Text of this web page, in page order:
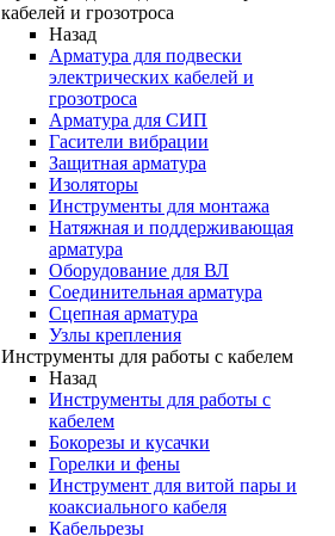
кабелей и грозотроса
Назад
Арматура для подвески
электрических кабелей и
грозотроса
Арматура для СИП
Гасители вибрации
Защитная арматура
Изоляторы
Инструменты для монтажа
Натяжная и поддерживающая
арматура
Оборудование для ВЛ
Соединительная арматура
Сцепная арматура
Узлы крепления
Инструменты для работы с кабелем
Назад
Инструменты для работы с
кабелем
Бокорезы и кусачки
Горелки и фены
Инструмент для витой пары и
коаксиального кабеля
Кабельрезы